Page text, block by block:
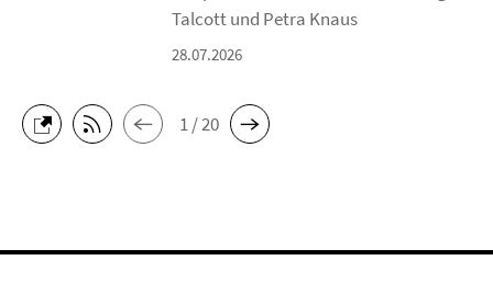
Talcott und Petra Knaus
28.07.2026
1 / 20